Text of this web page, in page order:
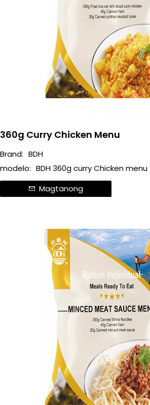
360g Curry Chicken Menu
Brand: BDH
modelo: BDH 360g curry Chicken menu
Magtanong